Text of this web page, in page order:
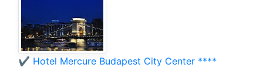
✔️ Hotel Mercure Budapest City Center ****